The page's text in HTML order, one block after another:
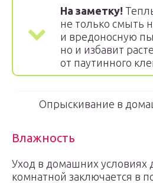
На заметку!
не только смыть
и вредоносную
но и избавит
от паутинного
Опрыскивание в
Влажность
Уход в домашних условиях
комнатной заключается в